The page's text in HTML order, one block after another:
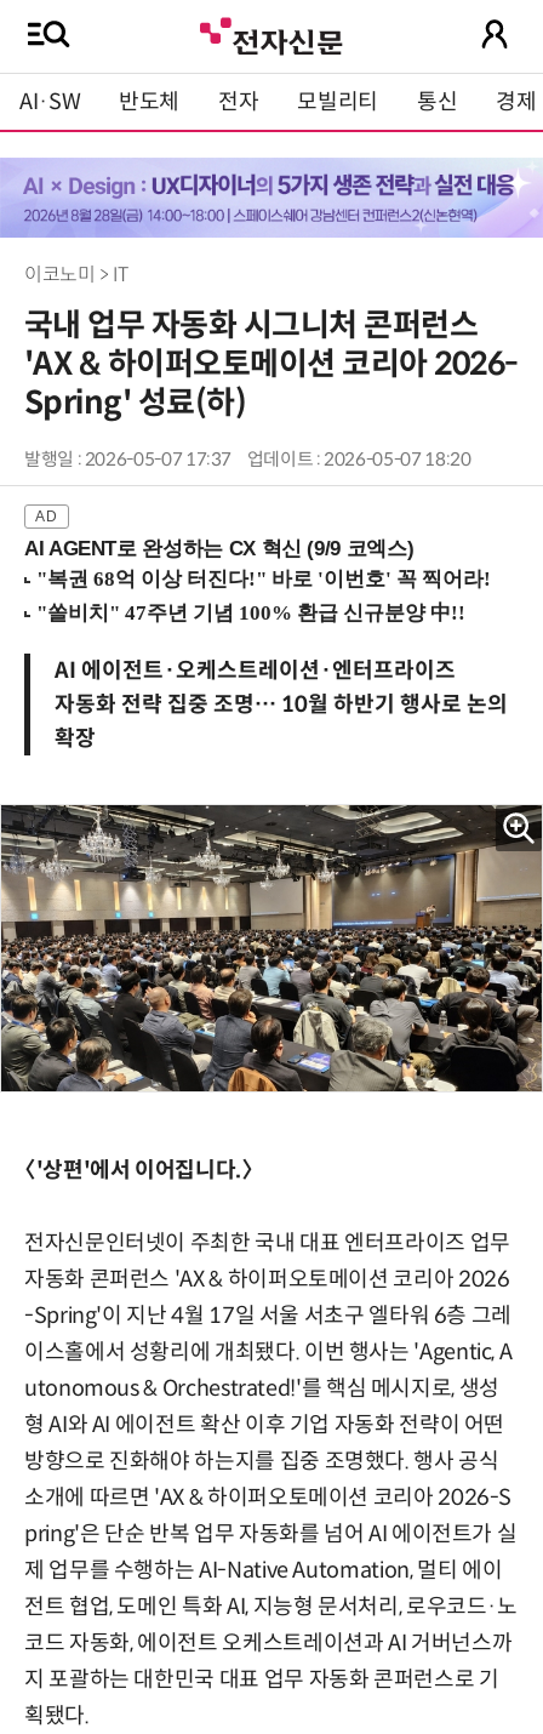
AI·SW 반도체 전자 모빌리티 통신 경제
이코노미 > IT
국내 업무 자동화 시그니처 콘퍼런스
'AX & 하이퍼오토메이션 코리아 2026-
Spring' 성료(하)
발행일 : 2026-05-07 17:37 업데이트 : 2026-05-07 18:20
AI AGENT로 완성하는 CX 혁신 (9/9 코엑스)
AI 에이전트·오케스트레이션·엔터프라이즈
자동화 전략 집중 조명… 10월 하반기 행사로 논의
확장
〈'상편'에서 이어집니다.〉
전자신문인터넷이 주최한 국내 대표 엔터프라이즈 업무
자동화 콘퍼런스 'AX & 하이퍼오토메이션 코리아 2026
-Spring'이 지난 4월 17일 서울 서초구 엘타워 6층 그레
이스홀에서 성황리에 개최됐다. 이번 행사는 'Agentic, A
utonomous & Orchestrated!'를 핵심 메시지로, 생성
형 AI와 AI 에이전트 확산 이후 기업 자동화 전략이 어떤
방향으로 진화해야 하는지를 집중 조명했다. 행사 공식
소개에 따르면 'AX & 하이퍼오토메이션 코리아 2026-S
pring'은 단순 반복 업무 자동화를 넘어 AI 에이전트가 실
제 업무를 수행하는 AI-Native Automation, 멀티 에이
전트 협업, 도메인 특화 AI, 지능형 문서처리, 로우코드·노
코드 자동화, 에이전트 오케스트레이션과 AI 거버넌스까
지 포괄하는 대한민국 대표 업무 자동화 콘퍼런스로 기
획됐다.